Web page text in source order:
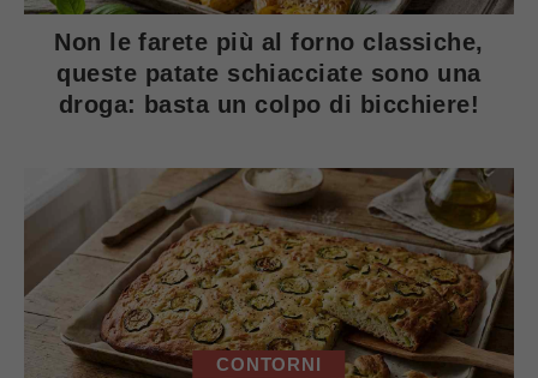
Non le farete più al forno classiche,
queste patate schiacciate sono una
droga: basta un colpo di bicchiere!
CONTORNI